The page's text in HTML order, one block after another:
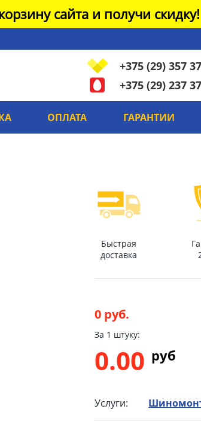
сайта и получи скидку!
+375 (29) 357
+375 (29) 237
ОПЛАТА ГАРАНТИИ
Быстрая
доставка
0 руб.
За 1 штуку:
0.00 pуб
Услуги: